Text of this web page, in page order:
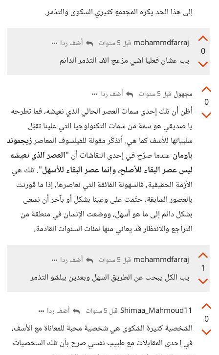
إلى هذا الحد يكره المجتمع كثيري الشكوى والتذمر.
0
mohammdfarraj قبل 5 سنوات أضف ردا
يب عشان فعليا اشي مزعج الف التذمر الدائم
0
مجهول قبل 5 سنوات أضف ردا
أظن أن تلك إحدى سمات العصر الحالي الذي نعيشه، فما تطرحه
يا صديقي هو سمة من سمات التكنولوجيا التي علينا تقبّل
سلبياتها للأسف كما هي. أتذكّر مقولة للفيلسوف المعاصرزيجموند
باومان عندما صرّح في إحدى النقاشات أن "العصر الذي نعيشه
ليس عصر البقاء للأصلح، وإنما عصر البقاء للأسهل". تلك هي
الأزمة الحقيقية، فالسهولة الفائقة التي نعاصرها، إذا ما قورنت
بالعصور السابقة، حتّمت على وعينا بشكل أو بآخر أن نسعى
بشكل دائم إلى ما هو أسهل، ووضعت الإنسان في منطقة من
التراجع والانتظار قد يعاني منها لمئات السنوات القادمة.
1
mohammdfarraj قبل 5 سنوات أضف ردا
يب الكل يبحث عن الطريق السهل وبعدين ببلشو التذمر
0
Shimaa_Mahmoud11 قبل 5 سنوات أضف ردا
الشخصية كثيرة الشكوى هي شخصية محبة للمعاناة مع الأسف،
في إحدى المقابلات مع طبيب نفسي صرح بأن تلك الشخصيات